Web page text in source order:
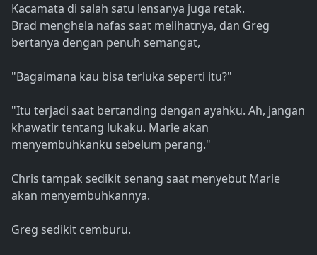
Kacamata di salah satu lensanya juga retak.
Brad menghela nafas saat melihatnya, dan Greg
bertanya dengan penuh semangat,
"Bagaimana kau bisa terluka seperti itu?"
"Itu terjadi saat bertanding dengan ayahku. Ah, jangan
khawatir tentang lukaku. Marie akan
menyembuhkanku sebelum perang."
Chris tampak sedikit senang saat menyebut Marie
akan menyembuhkannya.
Greg sedikit cemburu.